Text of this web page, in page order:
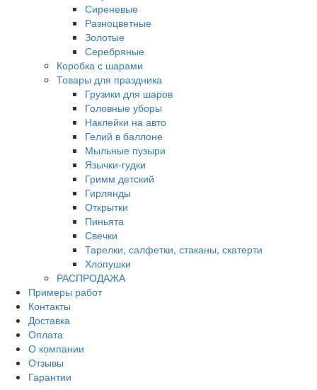
Сиреневые
Разноцветные
Золотые
Серебряные
Коробка с шарами
Товары для праздника
Грузики для шаров
Головные уборы
Наклейки на авто
Гелий в баллоне
Мыльные пузыри
Язычки-гудки
Гримм детский
Гирлянды
Открытки
Пиньята
Свечки
Тарелки, салфетки, стаканы, скатерти
Хлопушки
РАСПРОДАЖА
Примеры работ
Контакты
Доставка
Оплата
О компании
Отзывы
Гарантии